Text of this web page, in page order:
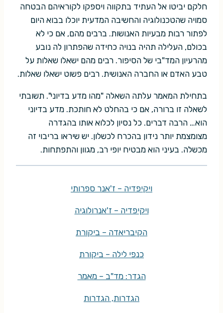
חלקם יביטו אל העתיד בתקווה ויספקו לקוראיהם הבטחה
סמויה שהטכנולוגיה והחשיבה המדעית יוכלו בבוא היום
לפתור רבות מבעיות האנושות. ברבים מהם, אם כי לא
בכולם, העלילה תהיה בנויה כחידה שהפתרון לה נובע
מהרעיון המד"בי של הסיפור. רבים מהם ישאלו שאלות על
טבע האדם או החברה האנושית. רבים פשוט ישאלו שאלות.
בתחילת המאמר עלתה השאלה "מהו מדע בדיוני". תשובתי
לשאלה זו ברורה, אם כי בהחלט לא חותכת. מדע בדיוני
הוא… הרבה דברים. כל נסיון לכלוא אותו בהגדרה
מצומצמת יותר נידון בהכרח לכשלון. יש שיראו בריבוי זה
מכשלה. בעיני הוא מבטיח יופי רב, מגוון והתפתחות.
ויקיפדיה – ז'אנר ספרותי
ויקיפדיה – ז'אנרולוגיה
הקיבריאדה – ביקורת
כנפי לילה – ביקורת
הגדר: מד"ב – מאמר
הגדרות, הגדרות